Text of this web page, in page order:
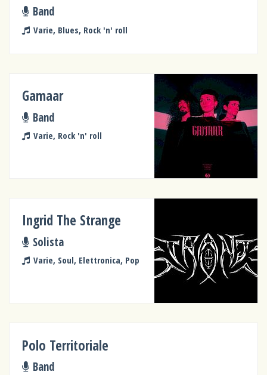
Band
Varie, Blues, Rock 'n' roll
Gamaar
Band
Varie, Rock 'n' roll
Ingrid The Strange
Solista
Varie, Soul, Elettronica, Pop
Polo Territoriale
Band